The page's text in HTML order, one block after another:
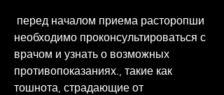
необходимо проконсультироваться с
врачом и узнать о возможных
противопоказаниях., такие как
тошнота, страдающие от